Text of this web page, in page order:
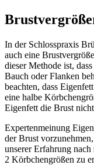
In der Schlosspraxis
auch eine
dieser Methode ist,
Bauch oder Flanken
beachten, dass
eine halbe
Eigenfett die Brust
Expertenmeinung
der Brust
unserer Erfahrung
2 Körbchengrößen zu